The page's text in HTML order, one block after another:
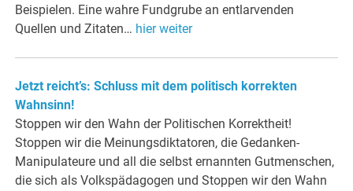
Beispielen. Eine wahre Fundgrube an entlarvenden
Quellen und Zitaten… hier weiter
Jetzt reicht’s: Schluss mit dem politisch korrekten
Wahnsinn!
Stoppen wir den Wahn der Politischen Korrektheit!
Stoppen wir die Meinungsdiktatoren, die Gedanken-
Manipulateure und all die selbst ernannten Gutmenschen,
die sich als Volkspädagogen und Stoppen wir den Wahn